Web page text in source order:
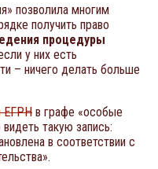
позволила многим
получить право
процедуры
у них есть
– ничего делать больше
ЕГРН в графе «особые
такую запись:
в соответствии с